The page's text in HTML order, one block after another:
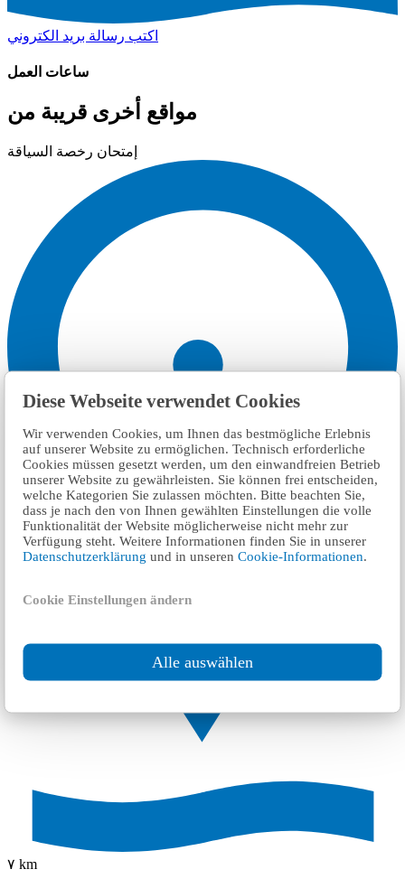
Diese Webseite verwendet Cookies
Wir verwenden Cookies, um Ihnen das bestmögliche Erlebnis
auf unserer Website zu ermöglichen. Technisch erforderliche
Cookies müssen gesetzt werden, um den einwandfreien Betrieb
unserer Website zu gewährleisten. Sie können frei entscheiden,
welche Kategorien Sie zulassen möchten. Bitte beachten Sie,
dass je nach den von Ihnen gewählten Einstellungen die volle
Funktionalität der Website möglicherweise nicht mehr zur
Verfügung steht. Weitere Informationen finden Sie in unserer
Datenschutzerklärungund in unserenCookie-Informationen.
Cookie Einstellungen ändern
Alle auswählen
اكتب رسالة بريد الكتروني
ساعات العمل
مواقع أخرى قريبة من
إمتحان رخصة السياقة
٧ km